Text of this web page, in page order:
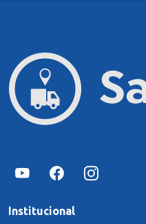
Institucional